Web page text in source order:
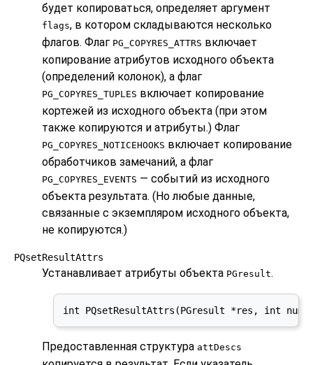
будет копироваться, определяет аргумент
flags, в котором складываются несколько
флагов. Флаг PG_COPYRES_ATTRS включает
копирование атрибутов исходного объекта
(определений колонок), а флаг
PG_COPYRES_TUPLES включает копирование
кортежей из исходного объекта (при этом
также копируются и атрибуты.) Флаг
PG_COPYRES_NOTICEHOOKS включает копирование
обработчиков замечаний, а флаг
PG_COPYRES_EVENTS — событий из исходного
объекта результата. (Но любые данные,
связанные с экземпляром исходного объекта,
не копируются.)
PQsetResultAttrs
Устанавливает атрибуты объекта PGresult.
int PQsetResultAttrs(PGresult *res, int
Предоставленная структура attDescs